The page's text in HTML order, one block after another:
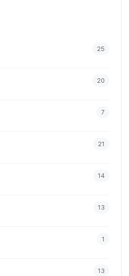
25
20
7
21
14
13
1
13